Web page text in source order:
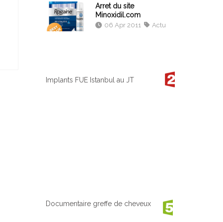
Arret du site
Minoxidil.com
06 Apr 2011 Actu
Implants FUE Istanbul au JT
Documentaire greffe de cheveux